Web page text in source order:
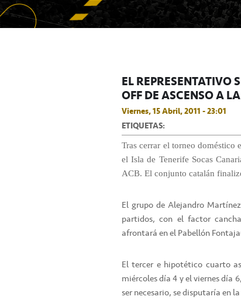
EL REPRESENTATIVO
OFF DE ASCENSO A
Viernes, 15 Abril, 2011 - 23:01
ETIQUETAS:
Tras cerrar el torneo doméstico
el Isla de Tenerife Socas
ACB. El conjunto catalán
El grupo de Alejandro
partidos, con el factor
afrontará en el Pabellón
El tercer e hipotético cuarto
miércoles día 4 y el viernes día
ser necesario, se disputaría en